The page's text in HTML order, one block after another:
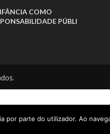
COMO
PÚBLI
por parte do utilizador. Ao